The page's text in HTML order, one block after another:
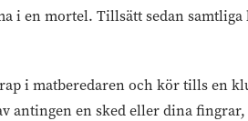
i en mortel. Tillsätt sedan
i matberedaren och kör tills en
antingen en sked eller dina